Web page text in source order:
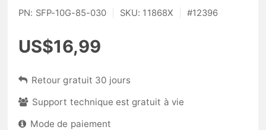
PN: SFP-10G-85-030 SKU: 11868X #12396
US$16,99
Retour gratuit 30 jours
Support technique est gratuit à vie
Mode de paiement